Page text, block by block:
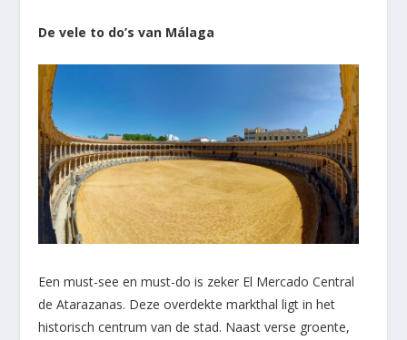
De vele to do’s van Málaga
Een must-see en must-do is zeker El Mercado Central
de Atarazanas. Deze overdekte markthal ligt in het
historisch centrum van de stad. Naast verse groente,